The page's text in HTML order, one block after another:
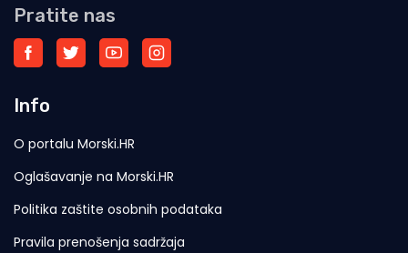
Pratite nas
Info
O portalu Morski.HR
Oglašavanje na Morski.HR
Politika zaštite osobnih podataka
Pravila prenošenja sadržaja